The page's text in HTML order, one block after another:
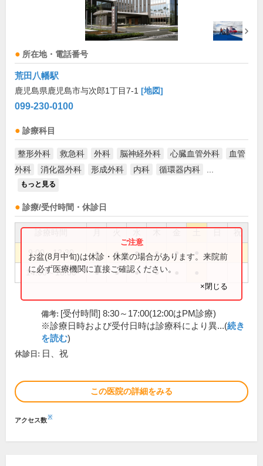
所在地・電話番号
荒田八幡駅
鹿児島県鹿児島市与次郎1丁目7-1 [地図]
099-230-0100
診療科目
整形外科 救急科 外科 脳神経外科 心臓血管外科
血管
外科
消化器外科 形成外科 内科 循環器内科
もっと見る
診療/受付時間・休診日
祝
9:00～12:30 ● ● ● ● ●
14:00～18:00 ● ● ● ●
お盆(8月中旬)は休診・休業の場合があります。来院前
に必ず医療機関に直接ご確認ください。
×閉じる
備考: [受付時間] 8:30～17:00(12:00はPM診療)
※診療日時および受付日時は診療科により異...(続き
を読む)
休診日: 日、祝
この医院の詳細をみる
アクセス数※